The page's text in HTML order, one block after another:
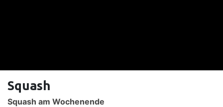
Squash
Squash am Wochenende